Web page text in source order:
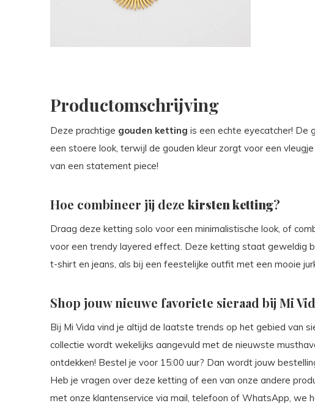
Productomschrijving
Deze prachtige gouden ketting is een echte eyecatcher! De
een stoere look, terwijl de gouden kleur zorgt voor een
van een statement piece!
Hoe combineer jij deze kirsten ketting?
Draag deze ketting solo voor een minimalistische look, of
voor een trendy layered effect. Deze ketting staat geweldig
t-shirt en jeans, als bij een feestelijke outfit met een mooie
Shop jouw nieuwe favoriete sieraad bij Mi
Bij Mi Vida vind je altijd de laatste trends op het gebied van
collectie wordt wekelijks aangevuld met de nieuwste
ontdekken! Bestel je voor 15:00 uur? Dan wordt jouw
Heb je vragen over deze ketting of een van onze andere
met onze klantenservice via mail, telefoon of WhatsApp, we